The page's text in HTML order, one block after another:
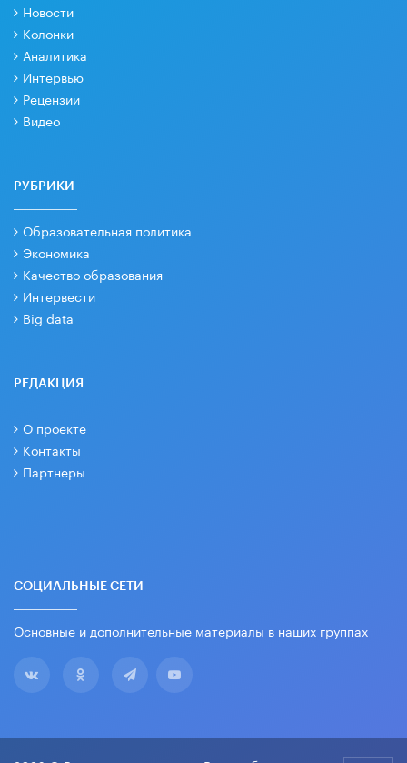
Новости
Колонки
Аналитика
Интервью
Рецензии
Видео
РУБРИКИ
Образовательная политика
Экономика
Качество образования
Интервести
Big data
РЕДАКЦИЯ
О проекте
Контакты
Партнеры
СОЦИАЛЬНЫЕ СЕТИ
Основные и дополнительные материалы в наших группах